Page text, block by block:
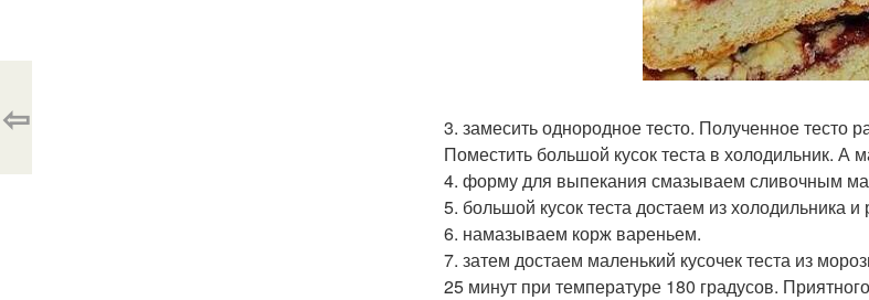
3. замесить однородное тесто. Полученное тесто
Поместить большой кусок теста в холодильник. А
4. форму для выпекания смазываем сливочным
5. большой кусок теста достаем из
6. намазываем корж вареньем.
7. затем достаем маленький кусочек теста из
25 минут при температуре 180 градусов.
⇦